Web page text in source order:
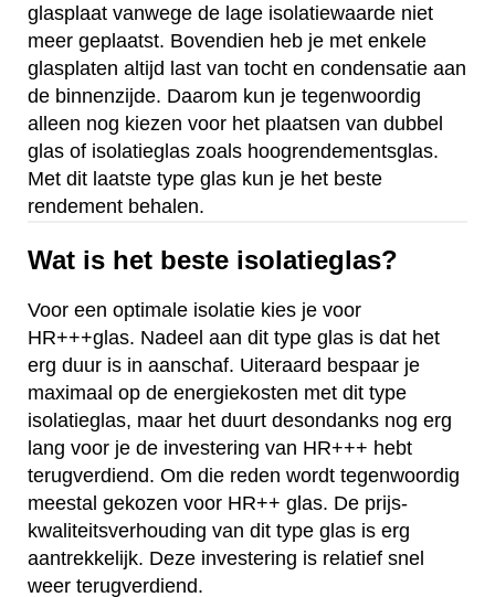
glasplaat vanwege de lage isolatiewaarde niet
meer geplaatst. Bovendien heb je met enkele
glasplaten altijd last van tocht en condensatie aan
de binnenzijde. Daarom kun je tegenwoordig
alleen nog kiezen voor het plaatsen van dubbel
glas of isolatieglas zoals hoogrendementsglas.
Met dit laatste type glas kun je het beste
rendement behalen.
Wat is het beste isolatieglas?
Voor een optimale isolatie kies je voor
HR+++glas. Nadeel aan dit type glas is dat het
erg duur is in aanschaf. Uiteraard bespaar je
maximaal op de energiekosten met dit type
isolatieglas, maar het duurt desondanks nog erg
lang voor je de investering van HR+++ hebt
terugverdiend. Om die reden wordt tegenwoordig
meestal gekozen voor HR++ glas. De prijs-
kwaliteitsverhouding van dit type glas is erg
aantrekkelijk. Deze investering is relatief snel
weer terugverdiend.